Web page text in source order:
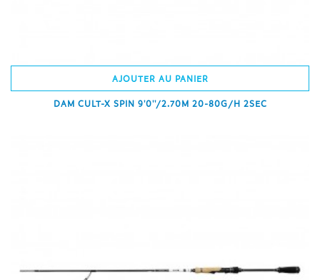
AJOUTER AU PANIER
DAM CULT-X SPIN 9'0''/2.70M 20-80G/H 2SEC